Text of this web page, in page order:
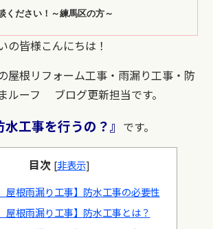
ください！～練馬区の方～
の皆様こんにちは！
屋根リフォーム工事・雨漏り工事・防
ルーフ ブログ更新担当です。
水工事を行うの？』 です。
目次 [非表示]
屋根雨漏り工事】防水工事の必要性
屋根雨漏り工事】防水工事とは？